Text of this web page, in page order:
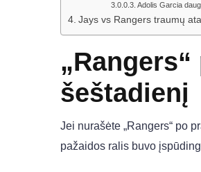
Adolis Garcia
Jays vs Rangers traumų
šeštadienį
Jei nurašėte „Rangers“ po
pažaidos ralis buvo